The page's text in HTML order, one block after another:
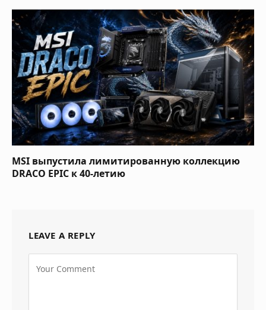
MSI выпустила лимитированную коллекцию
DRACO EPIC к 40-летию
LEAVE A REPLY